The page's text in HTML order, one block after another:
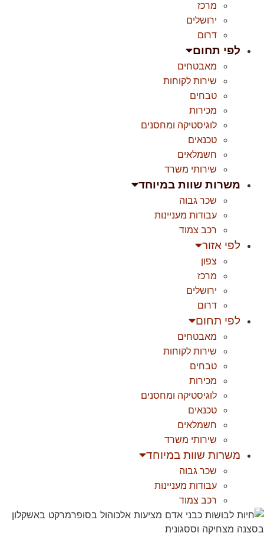
מרכז
ירושלים
דרום
לפי תחום
מאבטחים
שירות לקוחות
טבחים
מכירות
לוגיסטיקה ומחסנים
טכנאים
חשמלאים
שירותי משרד
משרות שוות במיוחד
שכר גבוה
עבודות מעניינות
רכב צמוד
לפי אזור
צפון
מרכז
ירושלים
דרום
לפי תחום
מאבטחים
שירות לקוחות
טבחים
מכירות
לוגיסטיקה ומחסנים
טכנאים
חשמלאים
שירותי משרד
משרות שוות במיוחד
שכר גבוה
עבודות מעניינות
רכב צמוד